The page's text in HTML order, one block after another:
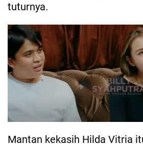
tuturnya.
Mantan kekasih Hilda Vitria